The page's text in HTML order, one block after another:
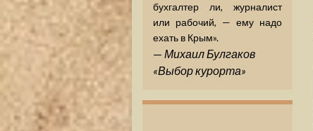
бухгалтер ли, журналист
или рабочий, — ему надо
ехать в Крым».
— Михаил Булгаков
«Выбор курорта»